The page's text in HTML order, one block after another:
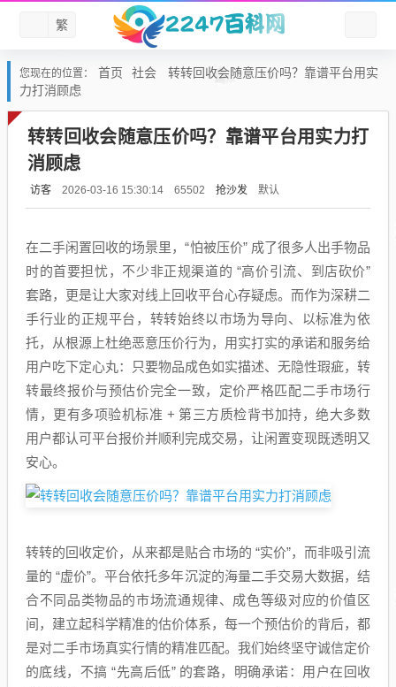
繁
您现在的位置： 首页 社会
转转回收会随意压价吗？靠谱平台用实
力打消顾虑
转转回收会随意压价吗？靠谱平台用实力打
消顾虑
访客 2026-03-16 15:30:14 65502 抢沙发 默认
在二手闲置回收的场景里，“怕被压价” 成了很多人出手物品
时的首要担忧，不少非正规渠道的 “高价引流、到店砍价”
套路，更是让大家对线上回收平台心存疑虑。而作为深耕二
手行业的正规平台，转转始终以市场为导向、以标准为依
托，从根源上杜绝恶意压价行为，用实打实的承诺和服务给
用户吃下定心丸：只要物品成色如实描述、无隐性瑕疵，转
转最终报价与预估价完全一致，定价严格匹配二手市场行
情，更有多项验机标准 + 第三方质检背书加持，绝大多数
用户都认可平台报价并顺利完成交易，让闲置变现既透明又
安心。
转转的回收定价，从来都是贴合市场的 “实价”，而非吸引流
量的 “虚价”。平台依托多年沉淀的海量二手交易大数据，结
合不同品类物品的市场流通规律、成色等级对应的价值区
间，建立起科学精准的估价体系，每一个预估价的背后，都
是对二手市场真实行情的精准匹配。我们始终坚守诚信定价
的底线，不搞 “先高后低” 的套路，明确承诺：用户在回收